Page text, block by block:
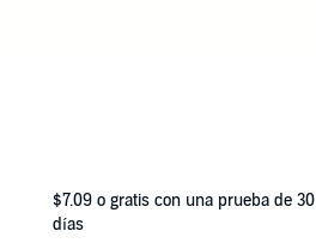
$7.09 o gratis con una prueba de 30
días